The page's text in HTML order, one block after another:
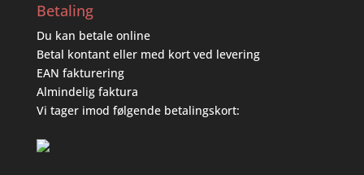
Betaling
Du kan betale online
Betal kontant eller med kort ved levering
EAN fakturering
Almindelig faktura
Vi tager imod følgende betalingskort: